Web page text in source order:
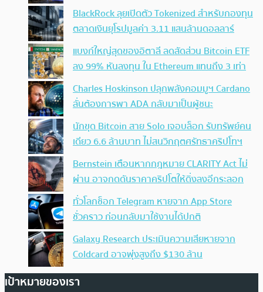
BlackRock ลุยเปิดตัว Tokenized สำหรับกองทุน
ตลาดเงินยุโรปมูลค่า 3.11 แสนล้านดอลลาร์
แบงก์ใหญ่สุดของอิตาลี ลดสัดส่วน Bitcoin ETF
ลง 99% หันลงทุน ใน Ethereum แทนถึง 3 เท่า
Charles Hoskinson ปลุกพลังคอมมูฯ Cardano
ลั่นต้องการพา ADA กลับมาเป็นผู้ชนะ
นักขุด Bitcoin สาย Solo เจอบล็อก รับทรัพย์คน
เดียว 6.6 ล้านบาท ไม่สนวิกฤตศรัทธาคริปโทฯ
Bernstein เตือนหากกฎหมาย CLARITY Act ไม่
ผ่าน อาจกดดันราคาคริปโตให้ดิ่งลงอีกระลอก
ทั่วโลกช็อก Telegram หายจาก App Store
ชั่วคราว ก่อนกลับมาใช้งานได้ปกติ
Galaxy Research ประเมินความเสียหายจาก
Coldcard อาจพุ่งสูงถึง $130 ล้าน
เป้าหมายของเรา